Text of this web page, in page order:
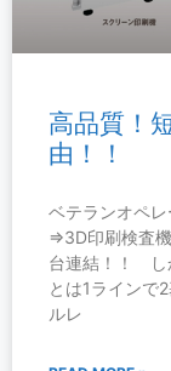
高品質！
由！！
ベテランオペ
⇒3D印刷検査
台連結！！ し
とは1ラインで
ルレ